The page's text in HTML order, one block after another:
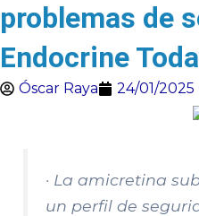
problemas de
Endocrine
Óscar Raya 24/01/2025
· La amicretina
un perfil de